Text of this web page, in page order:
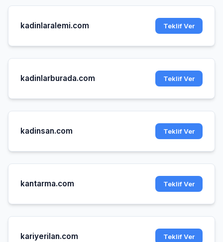
kadinlaralemi.com Teklif Ver
kadinlarburada.com Teklif Ver
kadinsan.com Teklif Ver
kantarma.com Teklif Ver
kariyerilan.com Teklif Ver